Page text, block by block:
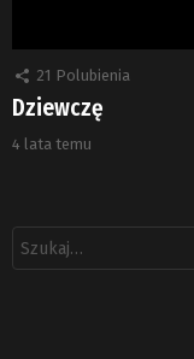
21 Polubienia
Dziewczę
4 lata temu